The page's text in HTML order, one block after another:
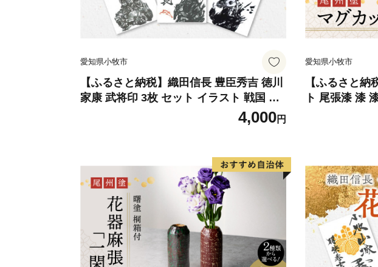
愛知県小牧市
【ふるさと納税】織田信長 豊臣秀吉 徳川
家康 武将印 3枚 セット イラスト 戦国 武
将 小牧山城 墨絵 龍画師 書道アーティス
ト 池谷公智 渾身の一作 作品 雑貨 工芸品
4,000円
愛知県小牧市
【ふるさと
ト 尾張漆 漆
実用性 抗菌
贈答用 くつ